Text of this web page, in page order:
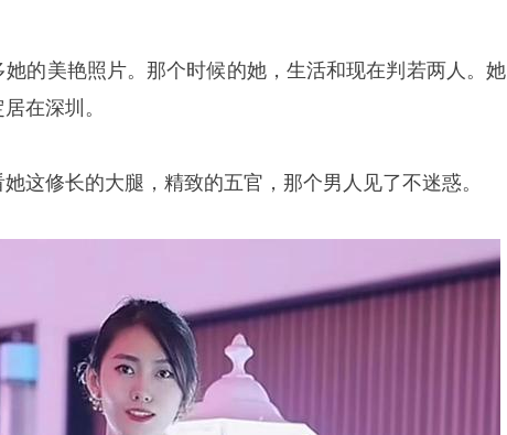
的美艳照片。那个时候的她，生活和现在判若两人。她
在深圳。
这修长的大腿，精致的五官，那个男人见了不迷惑。